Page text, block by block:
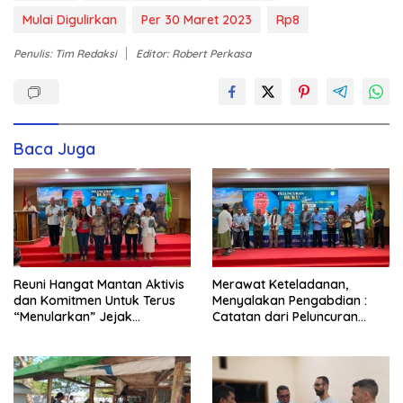
Mulai Digulirkan
Per 30 Maret 2023 Rp8
Penulis: Tim Redaksi Editor: Robert Perkasa
Baca Juga
Reuni Hangat Mantan Aktivis
dan Komitmen Untuk Terus
“Menularkan” Jejak
Merawat Keteladanan,
Menyalakan Pengabdian :
Catatan dari Peluncuran